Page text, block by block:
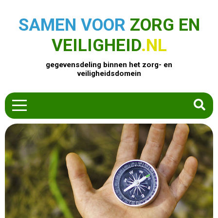
SAMEN VOOR ZORG EN
VEILIGHEID.NL
gegevensdeling binnen het zorg- en
veiligheidsdomein
HOME
ZOEK EEN PRODUCT
ACTUEEL
OVER ONS
CONTACT
COMMUNITY